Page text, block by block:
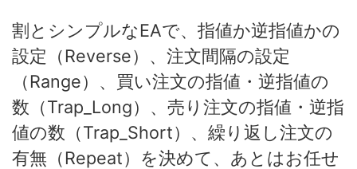
割とシンプルなEAで、指値か逆指値かの
設定（Reverse）、注文間隔の設定
（Range）、買い注文の指値・逆指値の
数（Trap_Long）、売り注文の指値・逆指
値の数（Trap_Short）、繰り返し注文の
有無（Repeat）を決めて、あとはお任せ